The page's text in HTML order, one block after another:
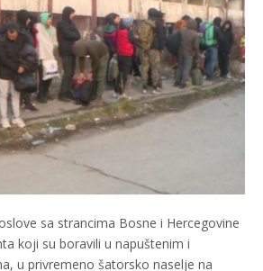
sa strancima Bosne i Hercegovine
koji su boravili u napuštenim i
u privremeno šatorsko naselje na